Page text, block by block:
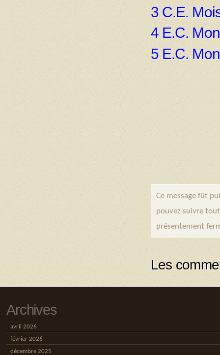
3 C.E.
4 E.C.
5 E.C.
Ce message fût
pouvez suivre
présentement
Les
Archives
avril 2026
février 2026
décembre 2025